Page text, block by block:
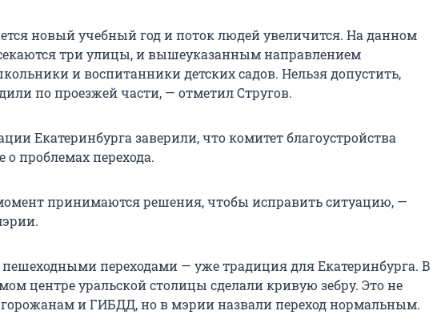
новый учебный год и поток людей увеличится. На данном
три улицы, и вышеуказанным направлением
и воспитанники детских садов. Нельзя допустить,
по проезжей части, — отметил Стругов.
Екатеринбурга заверили, что комитет благоустройства
о проблемах перехода.
принимаются решения, чтобы исправить ситуацию, —
пешеходными переходами — уже традиция для Екатеринбурга. В
центре уральской столицы сделали кривую зебру. Это не
и ГИБДД, но в мэрии назвали переход нормальным.